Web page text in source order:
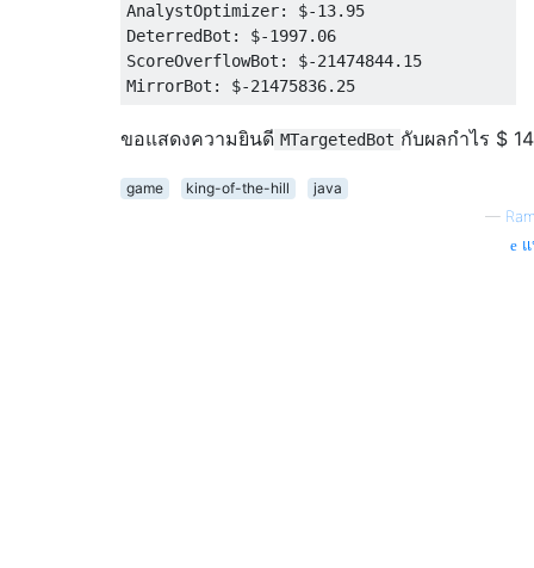
AnalystOptimizer: $-13.95
DeterredBot: $-1997.06
ScoreOverflowBot: $-21474844.15
ขอแสดงความยินดี MTargetedBot กับผลกำไร $
game king-of-the-hill
java
—